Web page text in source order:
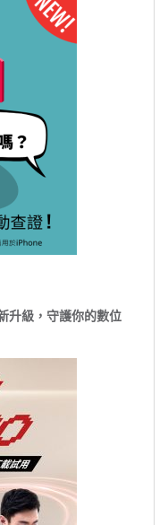
級，守護你的數位